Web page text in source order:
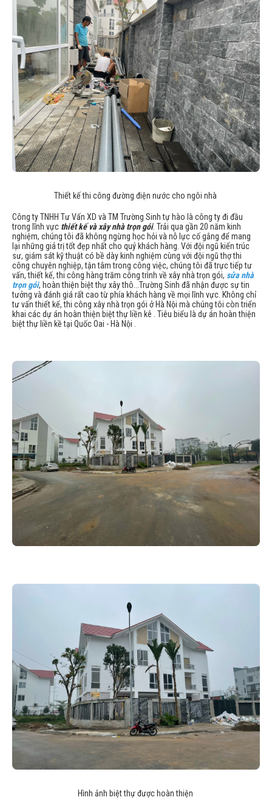
Thiết kế thi công đường điện nước cho ngôi nhà
Công ty TNHH Tư Vấn XD và TM Trường Sinh tự hào là công ty đi đầu
trong lĩnh vực thiết kế và xây nhà trọn gói. Trải qua gần 20 năm kinh
nghiệm, chúng tôi đã không ngừng học hỏi và nỗ lực cố gắng để mang
lại những giá trị tốt đẹp nhất cho quý khách hàng. Với đội ngũ kiến trúc
sư, giám sát kỹ thuật có bề dày kinh nghiệm cùng với đội ngũ thợ thi
công chuyên nghiệp, tận tâm trong công việc, chúng tôi đã trực tiếp tư
vấn, thiết kế, thi công hàng trăm công trình về xây nhà trọn gói, sửa nhà
trọn gói, hoàn thiện biệt thự xây thô...Trường Sinh đã nhận được sự tin
tưởng và đánh giá rất cao từ phía khách hàng về mọi lĩnh vực. Không chỉ
tư vấn thiết kế, thi công xây nhà trọn gói ở Hà Nội mà chúng tôi còn triển
khai các dự án hoàn thiện biệt thự liền kê . Tiêu biểu là dự án hoàn thiện
biệt thự liền kề tại Quốc Oai - Hà Nội .
Hình ảnh biệt thự được hoàn thiện